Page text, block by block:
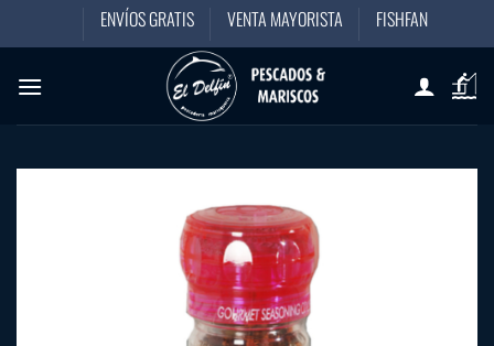
ENVÍOS GRATIS VENTA MAYORISTA FISHFAN